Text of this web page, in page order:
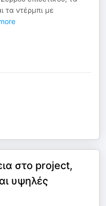
τα ντέρμπι με
στο project,
υψηλές